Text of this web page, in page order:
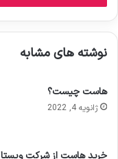
ا
ی
م
ی
و
د
و
نوشته های مشابه
هاست چیست؟
ژانویه 4, 2022
خرید هاست از شرکت ویستا